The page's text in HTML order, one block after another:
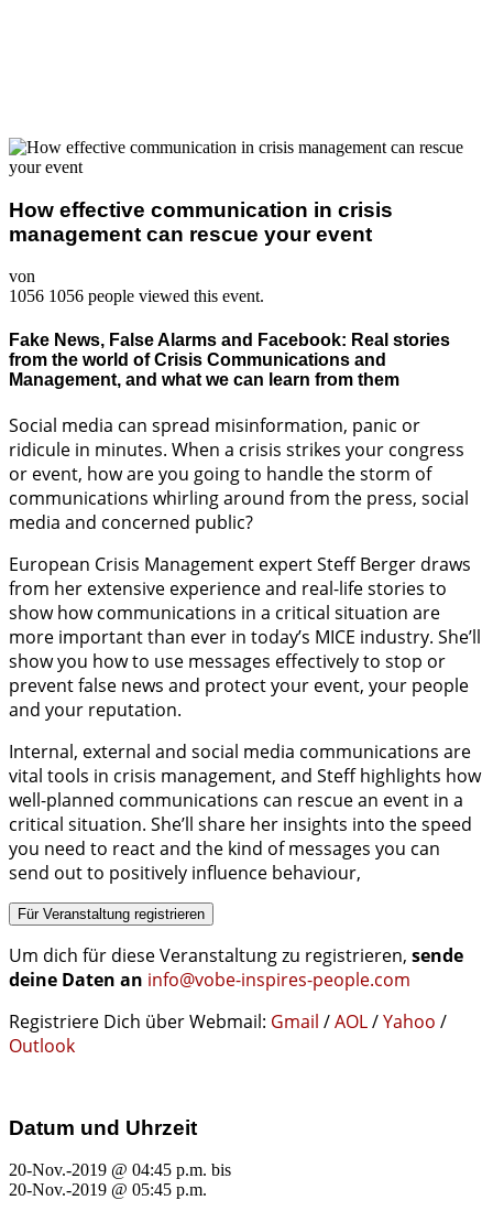
How effective communication in crisis
management can rescue your event
von
1056 1056 people viewed this event.
Fake News, False Alarms and Facebook: Real stories
from the world of Crisis Communications and
Management, and what we can learn from them
Social media can spread misinformation, panic or
ridicule in minutes. When a crisis strikes your congress
or event, how are you going to handle the storm of
communications whirling around from the press, social
media and concerned public?
European Crisis Management expert Steff Berger draws
from her extensive experience and real-life stories to
show how communications in a critical situation are
more important than ever in today’s MICE industry. She’ll
show you how to use messages effectively to stop or
prevent false news and protect your event, your people
and your reputation.
Internal, external and social media communications are
vital tools in crisis management, and Steff highlights how
well-planned communications can rescue an event in a
critical situation. She’ll share her insights into the speed
you need to react and the kind of messages you can
send out to positively influence behaviour,
Für Veranstaltung registrieren
Um dich für diese Veranstaltung zu registrieren, sende
deine Daten an info@vobe-inspires-people.com
Registriere Dich über Webmail: Gmail /AOL/Yahoo /
Outlook
Datum und Uhrzeit
20-Nov.-2019 @ 04:45 p.m. bis
20-Nov.-2019 @ 05:45 p.m.